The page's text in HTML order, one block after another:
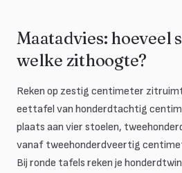
Maatadvies: hoeveel
welke zithoogte?
Reken op zestig centimeter
eettafel van honderdtachtig
plaats aan vier stoelen,
vanaf tweehonderdveertig
Bij ronde tafels reken je